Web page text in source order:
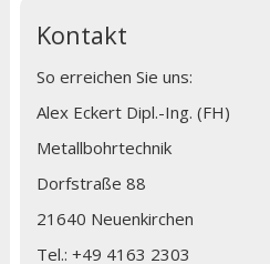
Kontakt
So erreichen Sie uns:
Alex Eckert Dipl.-Ing. (FH)
Metallbohrtechnik
Dorfstraße 88
21640 Neuenkirchen
Tel.: +49 4163 2303